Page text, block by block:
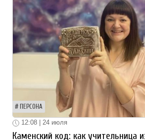
ПЕРСОНА
12:08 | 24 июля
Каменский код: как учительница